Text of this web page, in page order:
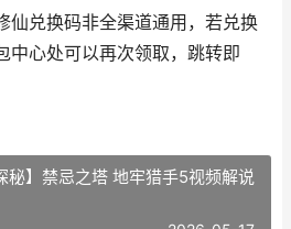
仙兑换码非全渠道通用，若兑换
中心处可以再次领取，跳转即
秘】禁忌之塔 地牢猎手5视频解说